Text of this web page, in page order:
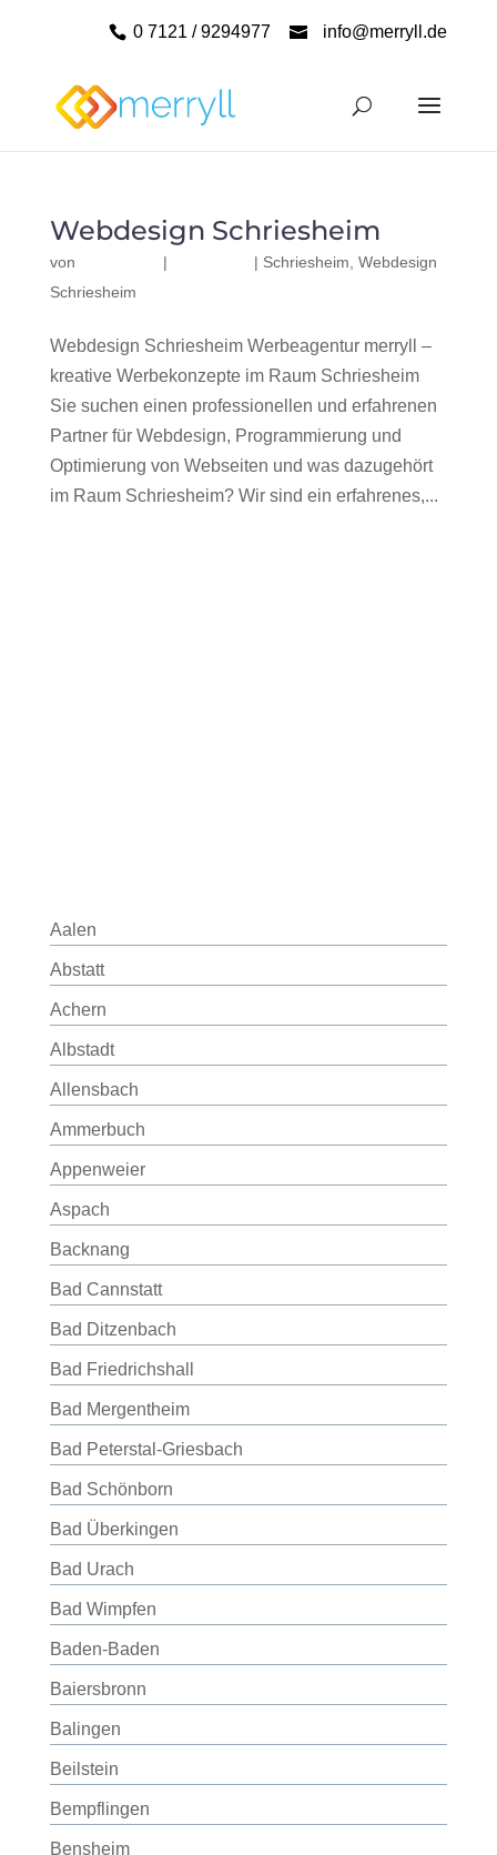
0 7121 / 9294977 info@merryll.de
Webdesign Schriesheim
von | | Schriesheim Webdesign
Schriesheim
Webdesign Schriesheim Werbeagentur merryll –
kreative Werbekonzepte im Raum Schriesheim
Sie suchen einen professionellen und erfahrenen
Partner für Webdesign, Programmierung und
Optimierung von Webseiten und was dazugehört
im Raum Schriesheim? Wir sind ein erfahrenes,...
Aalen
Abstatt
Achern
Albstadt
Allensbach
Ammerbuch
Appenweier
Aspach
Backnang
Bad Cannstatt
Bad Ditzenbach
Bad Friedrichshall
Bad Mergentheim
Bad Peterstal-Griesbach
Bad Schönborn
Bad Überkingen
Bad Urach
Bad Wimpfen
Baden-Baden
Baiersbronn
Balingen
Beilstein
Bempflingen
Bensheim